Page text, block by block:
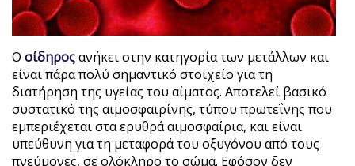
Οσίδηροςανήκει στην κατηγορία των μετάλλων και
είναι πάρα πολύ σημαντικό στοιχείο για τη
διατήρηση της υγείας του αίματος. Αποτελεί βασικό
συστατικό της αιμοσφαιρίνης, τύπου πρωτεΐνης που
εμπεριέχεται στα ερυθρά αιμοσφαίρια, και είναι
υπεύθυνη για τη μεταφορά του οξυγόνου από τους
πνεύμονες, σε ολόκληρο το σώμα. Εφόσον δεν